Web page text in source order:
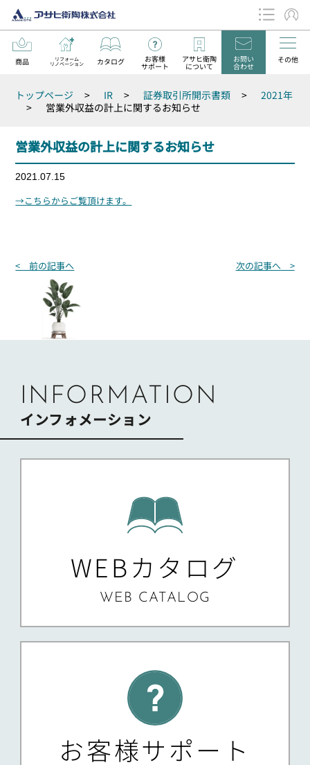
商品 リフォーム
リノベーション カタログ お客様
サポート
アサヒ衛陶
について
お問い
合わせ
その他
データダウンロード
お知らせ
トップページ > IR > 証券取引所開示書類 >
2021年
>
営業外収益の計上に関するお知らせ
営業外収益の計上に関するお知らせ
2021.07.15
→こちらからご覧頂けます。
投
シ
< 前の記事へ 次の記事へ >
INFORMATION
インフォメーション
WEBカタログ
WEB CATALOG
お客様サポート